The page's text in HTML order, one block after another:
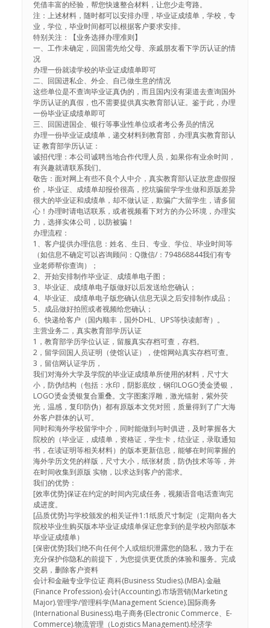
凭借丰富的经验，帮您快速整合材料，让您少走弯路。
注：上述材料，随时都可以安排办理，毕业证成绩单，学校，专
业，学位，毕业时间都可以根据客户要求安排。
特别关注：【业务选择办理准则】
一、工作未确定，回国需先给父母、亲戚朋友看下学历认证的情
况
办理一份就读学校的毕业证成绩单即可
二、回国进私企、外企、自己做生意的情况
这些单位是不查询毕业证真伪的，而且国内没有渠道去查询国外
学历认证的真假，也不需要提供真实教育部认证。鉴于此，办理
一份毕业证成绩单即可
三、回国进国企、银行等事业性单位或者考公务员的情况
办理一份毕业证成绩单，递交材料到教育部，办理真实教育部认
证 教育部学历认证：
诚招代理：本公司诚聘当地合作代理人员，如果你有业余时间，
有兴趣就请联系我们。
敬告：面对网上有些不良个人中介，真实教育部认证故意虚假报
价，毕业证、成绩单却报价很高，挖坑骗留学学生做和原版差异
很大的毕业证和成绩单，却不做认证，欺骗广大留学生，请多留
心！办理时请电话联系，或者视频看下对方的办公环境，办理实
力，选择实体公司，以防被骗！
办理流程：
1、客户提供办理信息：姓名、生日、专业、学位、毕业时间等
（如信息不确定可以咨询顾问：Q微信/：794868844我们有专
业老师帮你查询）；
2、开始安排制作毕业证、成绩单电子图；
3、毕业证、成绩单电子版做好以后发送给您确认；
4、毕业证、成绩单电子版您确认信息无误之后安排制作成品；
5、成品做好拍照或者视频给您确认；
6、快递给客户（国内顺丰，国外DHL、UPS等快读邮寄）。
主营业务二，真实教育部学历认证
1，教育部学历学位认证，留服真实存档可查，存档。
2，留学回国人员证明（使馆认证），使馆网站真实存档可查。
3，留信网认证学历，
我们对海外大学及学院的毕业证成绩单所使用的材料，尺寸大
小，防伪结构（包括：水印，阴影底纹，钢印LOGO烫金烫银，
LOGO烫金烫银复合重叠。文字图案浮雕，激光镭射，紫外荧
光，温感，复印防伪）都有原版本文凭对照，质量得到了广大海
外客户群体的认可。
同时和海外学校留学中介，同时能做到与时俱进，及时掌握各大
院校的（毕业证，成绩单，资格证，学生卡，结业证，录取通知
书，在读证明等相关材料）的版本更新信息，能够在时间掌握的
海外学历文凭的样版，尺寸大小，纸张材质，防伪技术等等，并
在时间收集到原版 实物，以求达到客户的需求。
我们的优势：
[效率优势]保证在约定的时间内完成任务，视频语音电话查询完
成进度。
[品质优势]与学校颁发的相关证件1:1纸质尺寸制定（定期向各大
院校毕业生购买版本毕业证成绩单保证您拿到的是学校内部版本
毕业证成绩单）
[保密优势]我们绝不向任何个人或组织泄露您的隐私，致力于在
充分保护你隐私的前提下，为您提供更优质的体验和服务。完成
交易，删除客户资料
会计和金融专业学位证 商科(Business Studies).(MBA).金融
(Finance Profession).会计(Accounting).市场营销(Marketing
Major).管理学/管理科学(Management Science).国际商务
(International Business).电子商务(Electronic Commerce、E-
Commerce).物流管理（Logistics Management).经济学